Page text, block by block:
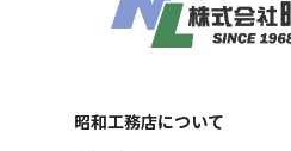
昭和工務店について